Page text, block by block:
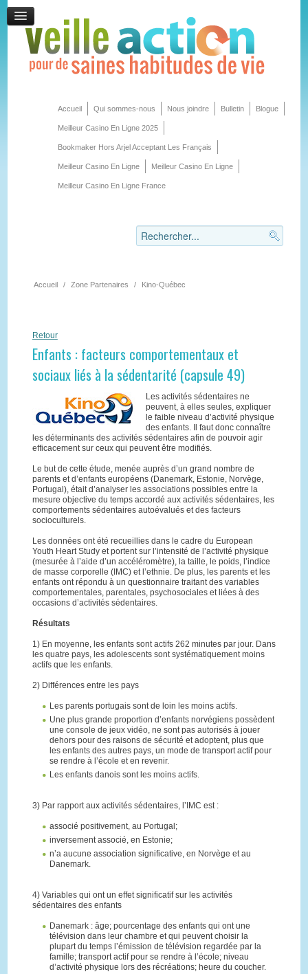
Accueil Qui sommes-nous Nous joindre Bulletin Blogue
Meilleur Casino En Ligne 2025
Bookmaker Hors Arjel Acceptant Les Français
Meilleur Casino En Ligne Meilleur Casino En Ligne
Meilleur Casino En Ligne France
Accueil / Zone Partenaires / Kino-Québec
Retour
Enfants : facteurs comportementaux et
sociaux liés à la sédentarité (capsule 49)
Les activités sédentaires ne
peuvent, à elles seules, expliquer
le faible niveau d’activité physique
des enfants. Il faut donc connaître
les déterminants des activités sédentaires afin de pouvoir agir
efficacement sur ceux qui peuvent être modifiés.
Le but de cette étude, menée auprès d’un grand nombre de
parents et d’enfants européens (Danemark, Estonie, Norvège,
Portugal), était d’analyser les associations possibles entre la
mesure objective du temps accordé aux activités sédentaires, les
comportements sédentaires autoévalués et des facteurs
socioculturels.
Les données ont été recueillies dans le cadre du European
Youth Heart Study et portent sur l’intensité de l’activité physique
(mesurée à l’aide d’un accéléromètre), la taille, le poids, l’indice
de masse corporelle (IMC) et l’ethnie. De plus, les parents et les
enfants ont répondu à un questionnaire traitant des variables
comportementales, parentales, psychosociales et liées à des
occasions d’activités sédentaires.
Résultats
1) En moyenne, les enfants sont actifs 262 minutes par jour. Dans
les quatre pays, les adolescents sont systématiquement moins
actifs que les enfants.
2) Différences entre les pays
Les parents portugais sont de loin les moins actifs.
Une plus grande proportion d’enfants norvégiens possèdent
une console de jeux vidéo, ne sont pas autorisés à jouer
dehors pour des raisons de sécurité et adoptent, plus que
les enfants des autres pays, un mode de transport actif pour
se rendre à l’école et en revenir.
Les enfants danois sont les moins actifs.
3) Par rapport aux activités sédentaires, l’IMC est :
associé positivement, au Portugal;
inversement associé, en Estonie;
n’a aucune association significative, en Norvège et au
Danemark.
4) Variables qui ont un effet significatif sur les activités
sédentaires des enfants
Danemark : âge; pourcentage des enfants qui ont une
télévision dans leur chambre et qui peuvent choisir la
plupart du temps l’émission de télévision regardée par la
famille; transport actif pour se rendre à l’école; niveau
d’activité physique lors des récréations; heure du coucher.